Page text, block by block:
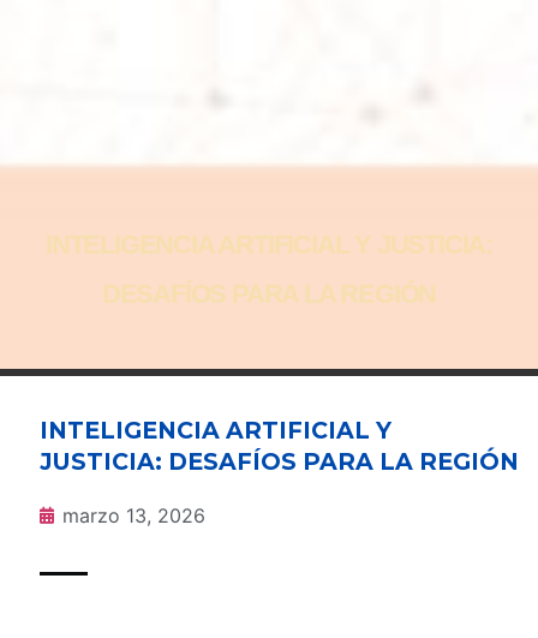
INTELIGENCIA ARTIFICIAL Y JUSTICIA:
DESAFÍOS PARA LA REGIÓN
INTELIGENCIA ARTIFICIAL Y
JUSTICIA: DESAFÍOS PARA LA REGIÓN
marzo 13, 2026